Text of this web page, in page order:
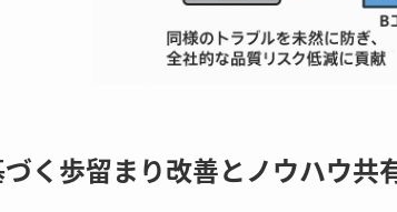
く歩留まり改善とノウハウ共